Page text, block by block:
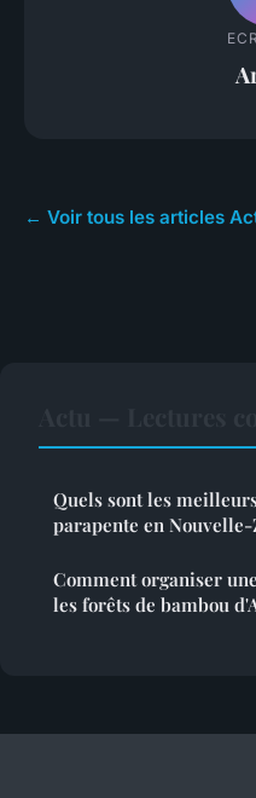
← Voir tous les articles
Quels sont les
parapente en Nouvelle-
Comment organiser
les forêts de bambou